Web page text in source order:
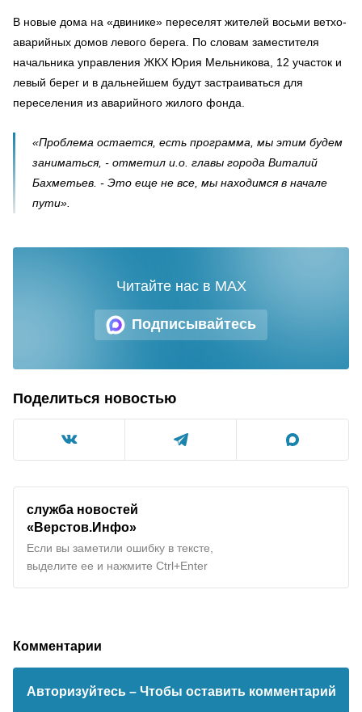
В новые дома на «двинике» переселят жителей восьми ветхо-
аварийных домов левого берега. По словам заместителя
начальника управления ЖКХ Юрия Мельникова, 12 участок и
левый берег и в дальнейшем будут застраиваться для
переселения из аварийного жилого фонда.
«Проблема остается, есть программа, мы этим будем
заниматься, - отметил и.о. главы города Виталий
Бахметьев. - Это еще не все, мы находимся в начале
пути».
Подписывайтесь
Читайте нас в MAX
Поделиться новостью
служба новостей
«Верстов.Инфо»
Если вы заметили ошибку в тексте,
выделите ее и нажмите Ctrl+Enter
Комментарии
Авторизуйтесь – Чтобы оставить комментарий